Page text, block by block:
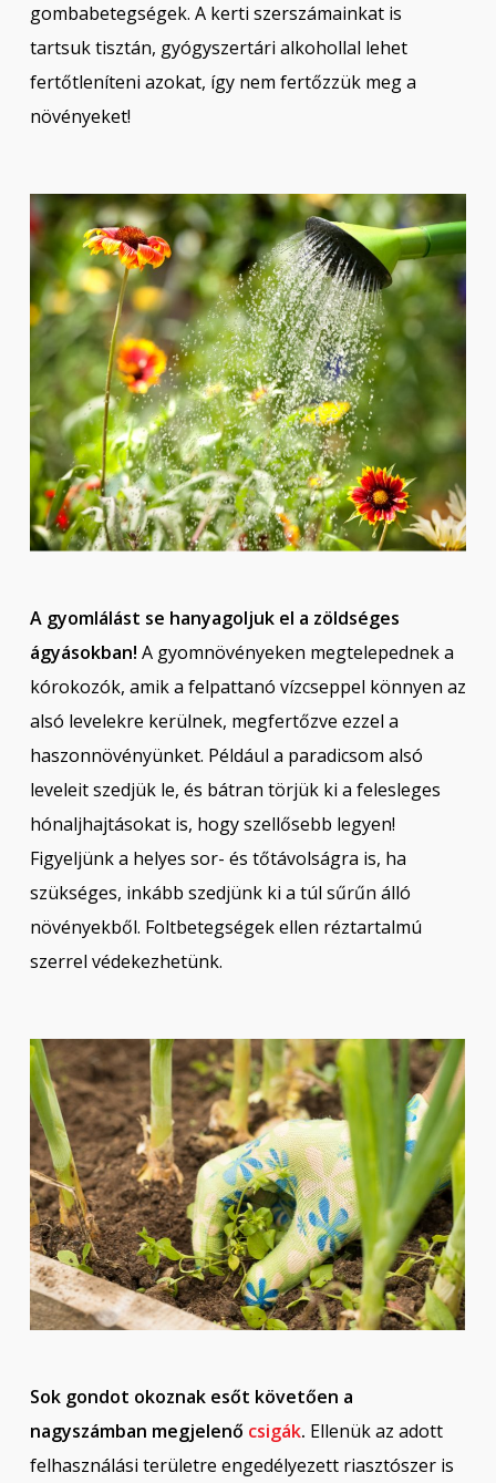
gombabetegségek. A kerti szerszámainkat is
tartsuk tisztán, gyógyszertári alkohollal lehet
fertőtleníteni azokat, így nem fertőzzük meg a
növényeket!
A gyomlálást se hanyagoljuk el a zöldséges
ágyásokban! A gyomnövényeken megtelepednek a
kórokozók, amik a felpattanó vízcseppel könnyen az
alsó levelekre kerülnek, megfertőzve ezzel a
haszonnövényünket. Például a paradicsom alsó
leveleit szedjük le, és bátran törjük ki a felesleges
hónaljhajtásokat is, hogy szellősebb legyen!
Figyeljünk a helyes sor- és tőtávolságra is, ha
szükséges, inkább szedjünk ki a túl sűrűn álló
növényekből. Foltbetegségek ellen réztartalmú
szerrel védekezhetünk.
Sok gondot okoznak esőt követően a
nagyszámban megjelenő csigák. Ellenük az adott
felhasználási területre engedélyezett riasztószer is